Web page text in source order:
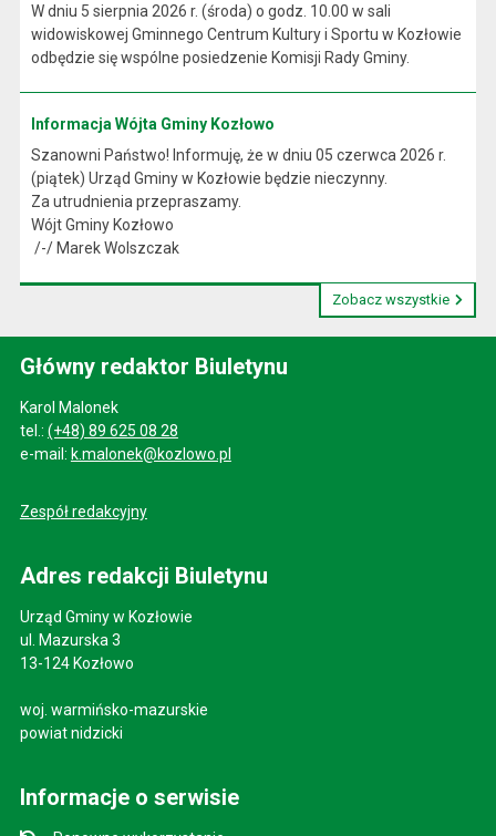
W dniu 5 sierpnia 2026 r. (środa) o godz. 10.00 w sali
widowiskowej Gminnego Centrum Kultury i Sportu w Kozłowie
odbędzie się wspólne posiedzenie Komisji Rady Gminy.
Informacja Wójta Gminy Kozłowo
Szanowni Państwo! Informuję, że w dniu 05 czerwca 2026 r.
(piątek) Urząd Gminy w Kozłowie będzie nieczynny.
Za utrudnienia przepraszamy.
Wójt Gminy Kozłowo
/-/ Marek Wolszczak
Zobacz wszystkie
Główny redaktor Biuletynu
Karol Malonek
tel.: (+48) 89 625 08 28
e-mail: k.malonek@kozlowo.pl
Zespół redakcyjny
Adres redakcji Biuletynu
Urząd Gminy w Kozłowie
ul. Mazurska 3
13-124 Kozłowo
woj. warmińsko-mazurskie
powiat nidzicki
Informacje o serwisie